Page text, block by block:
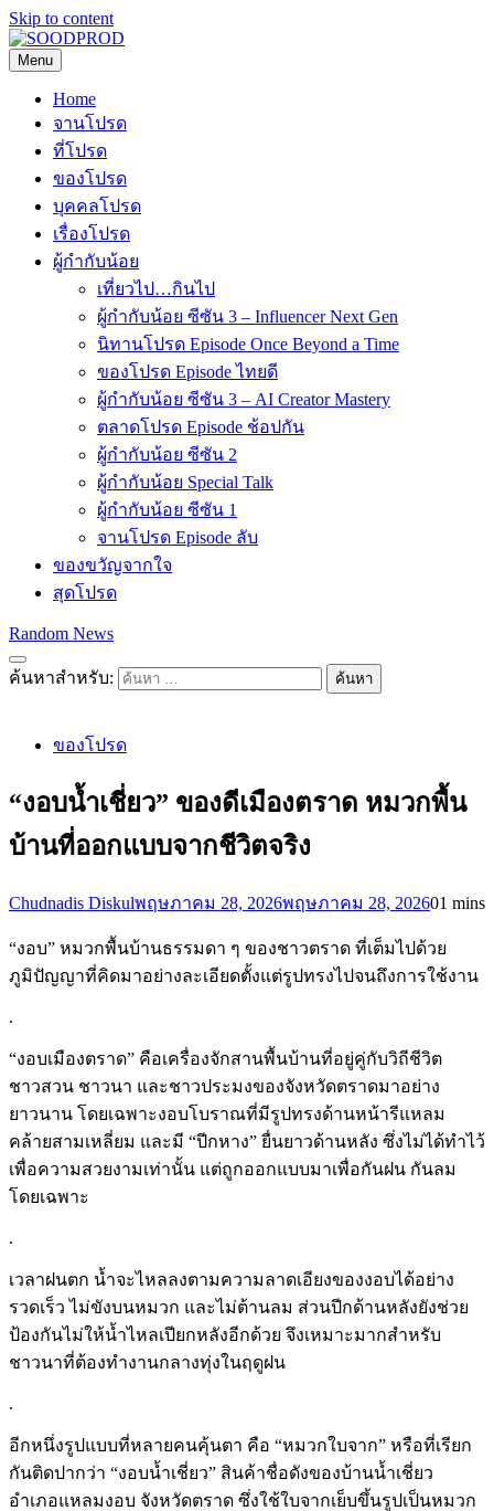
Skip to content
SOODPROD
Telling Thai stories with heart and craft
Menu
Home
จานโปรด
ที่โปรด
ของโปรด
บุคคลโปรด
เรื่องโปรด
ผู้กำกับน้อย
เที่ยวไป…กินไป
ผู้กำกับน้อย ซีซัน 3 – Influencer Next Gen
นิทานโปรด Episode Once Beyond a Time
ของโปรด Episode ไทยดี
ผู้กำกับน้อย ซีซัน 3 – AI Creator Mastery
ตลาดโปรด Episode ช้อปกัน
ผู้กำกับน้อย ซีซัน 2
ผู้กำกับน้อย Special Talk
ผู้กำกับน้อย ซีซัน 1
จานโปรด Episode ลับ
ของขวัญจากใจ
สุดโปรด
Random News
ค้นหาสำหรับ:
ของโปรด
“งอบน้ำเชี่ยว” ของดีเมืองตราด หมวกพื้น
บ้านที่ออกแบบจากชีวิตจริง
Chudnadis Diskulพฤษภาคม 28, 2026พฤษภาคม 28, 202601 mins
“งอบ” หมวกพื้นบ้านธรรมดา ๆ ของชาวตราด ที่เต็มไปด้วย
ภูมิปัญญาที่คิดมาอย่างละเอียดตั้งแต่รูปทรงไปจนถึงการใช้งาน
.
“งอบเมืองตราด” คือเครื่องจักสานพื้นบ้านที่อยู่คู่กับวิถีชีวิต
ชาวสวน ชาวนา และชาวประมงของจังหวัดตราดมาอย่าง
ยาวนาน โดยเฉพาะงอบโบราณที่มีรูปทรงด้านหน้ารีแหลม
คล้ายสามเหลี่ยม และมี “ปีกหาง” ยื่นยาวด้านหลัง ซึ่งไม่ได้ทำไว้
เพื่อความสวยงามเท่านั้น แต่ถูกออกแบบมาเพื่อกันฝน กันลม
โดยเฉพาะ
.
เวลาฝนตก น้ำจะไหลลงตามความลาดเอียงของงอบได้อย่าง
รวดเร็ว ไม่ขังบนหมวก และไม่ต้านลม ส่วนปีกด้านหลังยังช่วย
ป้องกันไม่ให้น้ำไหลเปียกหลังอีกด้วย จึงเหมาะมากสำหรับ
ชาวนาที่ต้องทำงานกลางทุ่งในฤดูฝน
.
อีกหนึ่งรูปแบบที่หลายคนคุ้นตา คือ “หมวกใบจาก” หรือที่เรียก
กันติดปากว่า “งอบน้ำเชี่ยว” สินค้าชื่อดังของบ้านน้ำเชี่ยว
อำเภอแหลมงอบ จังหวัดตราด ซึ่งใช้ใบจากเย็บขึ้นรูปเป็นหมวก